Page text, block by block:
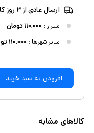
ارسال عادی از ۳ روز کاری آینده
شیراز : ۱۱۰,۰۰۰تومان
سایر شهرها : ۱۱۰,۰۰۰
افزودن به سبد خرید
کالاهای مشابه